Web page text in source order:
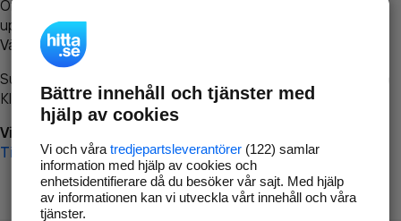
Om du vill kan du
uppstod så att vi lättare och snabbare kan avhjälpa det.
Vänligen försök med följande:
Surfa till
Klicka påTillbaka-knappen i webbläsaren och försök igen
Vi beklagar besväret!
Till startsidan
Bättre innehåll och tjänster med
hjälp av cookies
Vi och våra tredjepartsleverantörer(122) samlar
information med hjälp av cookies och
enhetsidentifierare då du besöker vår sajt. Med hjälp
av informationen kan vi utveckla vårt innehåll och våra
tjänster.